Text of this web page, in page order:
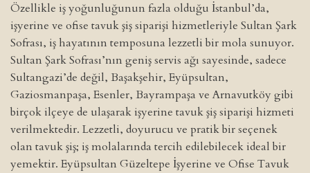
Özellikle iş yoğunluğunun fazla olduğu İstanbul’da,
işyerine ve ofise tavuk şiş siparişi hizmetleriyle Sultan Şark
Sofrası, iş hayatının temposuna lezzetli bir mola sunuyor.
Sultan Şark Sofrası’nın geniş servis ağı sayesinde, sadece
Sultangazi’de değil, Başakşehir, Eyüpsultan,
Gaziosmanpaşa, Esenler, Bayrampaşa ve Arnavutköy gibi
birçok ilçeye de ulaşarak işyerine tavuk şiş siparişi hizmeti
verilmektedir. Lezzetli, doyurucu ve pratik bir seçenek
olan tavuk şiş; iş molalarında tercih edilebilecek ideal bir
yemektir. Eyüpsultan Güzeltepe İşyerine ve Ofise Tavuk